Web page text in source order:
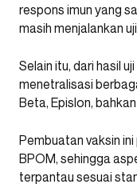
respons imun yang
masih menjalankan
Selain itu, dari hasil
menetralisasi
Beta, Epislon,
Pembuatan vaksin
BPOM, sehingga
terpantau sesuai